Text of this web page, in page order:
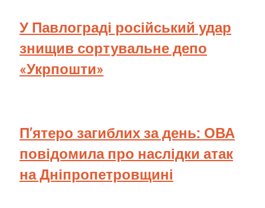
У Павлограді російський удар
знищив сортувальне депо
«Укрпошти»
П’ятеро загиблих за день: ОВА
повідомила про наслідки атак
на Дніпропетровщині